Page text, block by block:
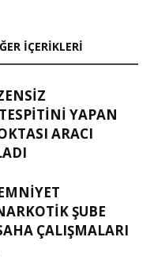
İÇERIKLERI
YAPAN
ARACI
ŞUBE
ÇALIŞMALARI